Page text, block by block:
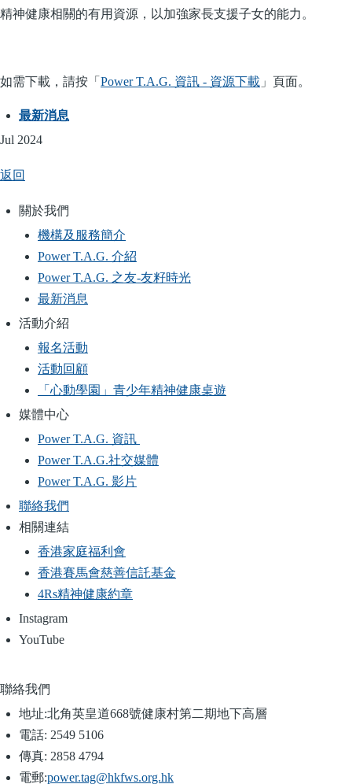
精神健康相關的有用資源，以加強家長支援子女的能力。
如需下載，請按「 Power T.A.G. 資訊 - 資源下載 」頁面。
最新消息
Jul 2024
返回
Main
navigation
關於我們
機構及服務簡介
Power T.A.G. 介紹
Power T.A.G. 之友-友籽時光
最新消息
活動介紹
報名活動
活動回顧
「心動學園」青少年精神健康桌遊
媒體中心
Power T.A.G. 資訊
Power T.A.G.社交媒體
Power T.A.G. 影片
聯絡我們
相關連結
香港家庭福利會
香港賽馬會慈善信託基金
4Rs精神健康約章
Instagram
YouTube
聯絡我們
地址:北角英皇道668號健康村第二期地下高層
電話: 2549 5106
傳真: 2858 4794
電郵:power.tag@hkfws.org.hk